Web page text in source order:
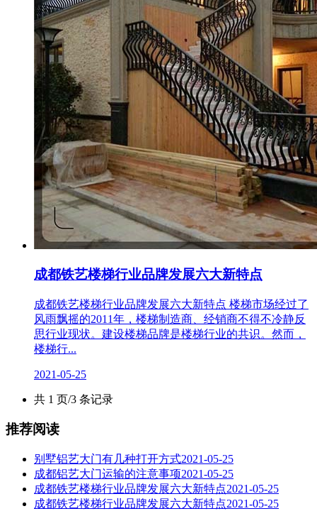
成都铁艺楼梯行业品牌发展六大新特点
成都铁艺楼梯行业品牌发展六大新特点 楼梯市场经过了
风雨飘摇的2011年，楼梯制造商、经销商不得不冷静反
思行业现状。建设楼梯品牌是楼梯行业的共识。然而，
楼梯行...
2021-05-25
共 1 页/3 条记录
推荐阅读
别墅铝艺大门有几种打开方式2021-05-25
成都铝艺大门运输的注意事项2021-05-25
成都铁艺楼梯行业品牌发展六大新特点2021-05-25
成都铁艺楼梯行业品牌发展六大新特点2021-05-25